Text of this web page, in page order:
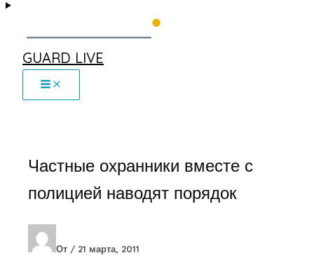
GUARD LIVE
Частные охранники вместе с
полицией наводят порядок
От / 21 марта, 2011